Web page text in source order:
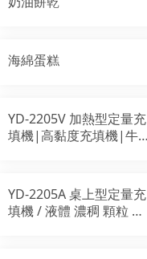
海綿蛋糕
YD-2205V 加熱型定量充
填機|高黏度充填機|牛
YD-2205A 桌上型定量充
填機 / 液體 濃稠 顆粒 注